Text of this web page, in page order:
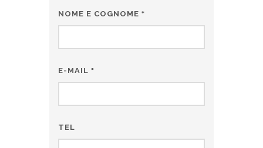
NOME E COGNOME *
E-MAIL *
TEL